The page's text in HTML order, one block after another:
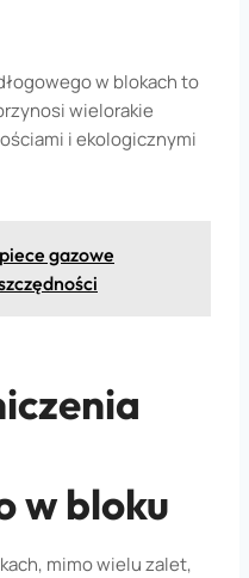
w blokach to
wielorakie
i ekologicznymi
gazowe
w bloku
mimo wielu zalet,